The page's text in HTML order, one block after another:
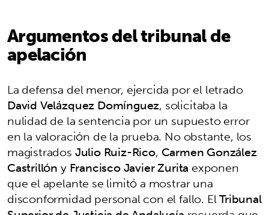
Argumentos del tribunal de
apelación
La defensa del menor, ejercida por el letrado
David Velázquez Domínguez, solicitaba la
nulidad de la sentencia por un supuesto error
en la valoración de la prueba. No obstante, los
magistradosJulio Ruiz-Rico, Carmen González
CastrillónyFrancisco Javier Zurita exponen
que el apelante se limitó a mostrar una
disconformidad personal con el fallo. ElTribunal